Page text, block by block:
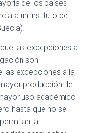
de los países
a un instituto de
las excepciones a
son
las excepciones a la
producción de
uso académico
hasta que no se
la